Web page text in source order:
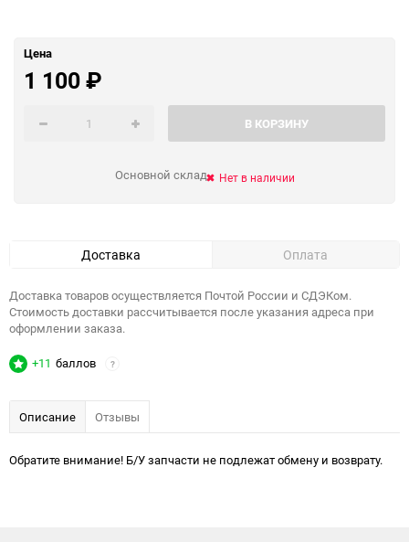
Цена
1 100₽
В КОРЗИНУ
Основной склад Нет в наличии
Доставка Оплата
Доставка товаров осуществляется Почтой России и СДЭКом.
Стоимость доставки рассчитывается после указания адреса при
оформлении заказа.
+11 баллов ?
Описание Отзывы
Обратите внимание! Б/У запчасти не подлежат обмену и возврату.